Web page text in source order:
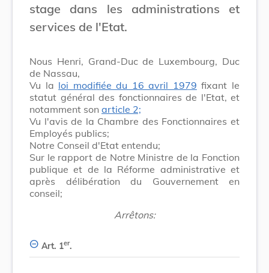
stage dans les administrations et
services de l'Etat.
Nous Henri, Grand-Duc de Luxembourg, Duc
de Nassau,
Vu la loi modifiée du 16 avril 1979 fixant le
statut général des fonctionnaires de l'Etat, et
notamment son article 2;
Vu l'avis de la Chambre des Fonctionnaires et
Employés publics;
Notre Conseil d'Etat entendu;
Sur le rapport de Notre Ministre de la Fonction
publique et de la Réforme administrative et
après délibération du Gouvernement en
conseil;
Arrêtons:
Art. 1er.